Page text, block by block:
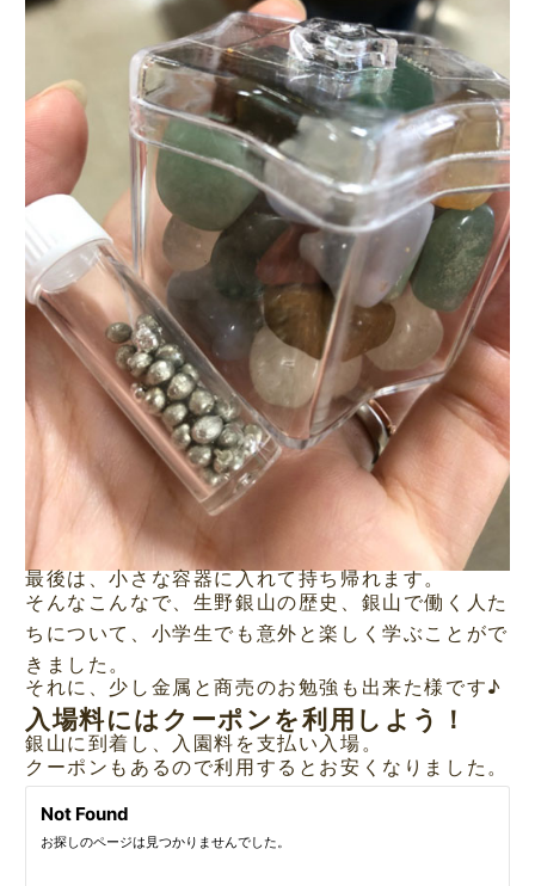
最後は、小さな容器に入れて持ち帰れます。
そんなこんなで、生野銀山の歴史、銀山で働く人た
ちについて、小学生でも意外と楽しく学ぶことがで
きました。
それに、少し金属と商売のお勉強も出来た様です♪
入場料にはクーポンを利用しよう！
銀山に到着し、入園料を支払い入場。
クーポンもあるので利用するとお安くなりました。